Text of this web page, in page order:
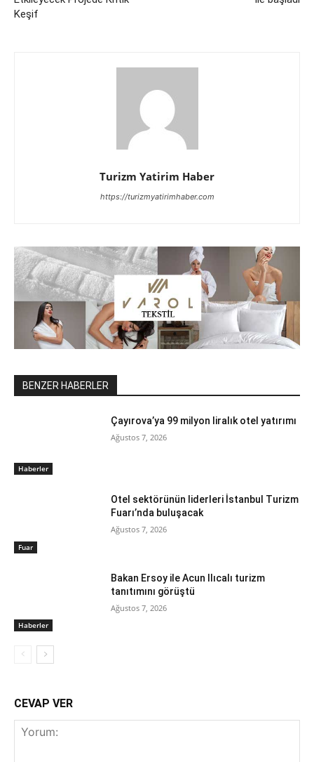
Keşif
Turizm Yatirim Haber
https://turizmyatirimhaber.com
BENZER HABERLER
Haberler
Çayırova’ya 99 milyon liralık otel yatırımı
Ağustos 7, 2026
Fuar
Otel sektörünün liderleri İstanbul Turizm
Fuarı’nda buluşacak
Ağustos 7, 2026
Haberler
Bakan Ersoy ile Acun Ilıcalı turizm
tanıtımını görüştü
Ağustos 7, 2026
CEVAP VER